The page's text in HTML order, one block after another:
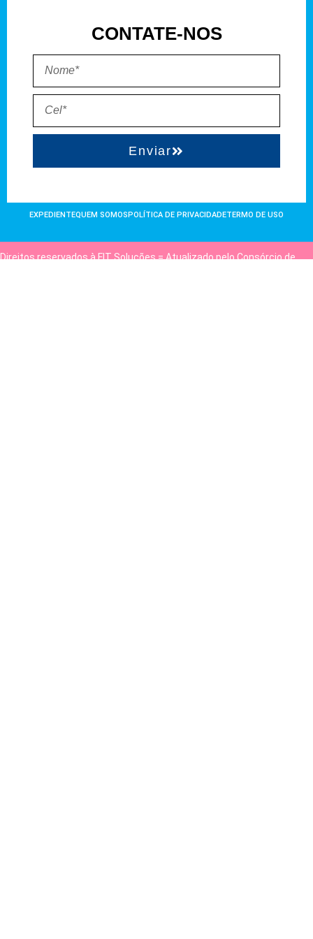
CONTATE-NOS
Enviar
EXPEDIENTEQUEM SOMOSPOLÍTICA DE PRIVACIDADETERMO DE USO
Direitos reservados à FIT Soluções = Atualizado pelo Consórcio de